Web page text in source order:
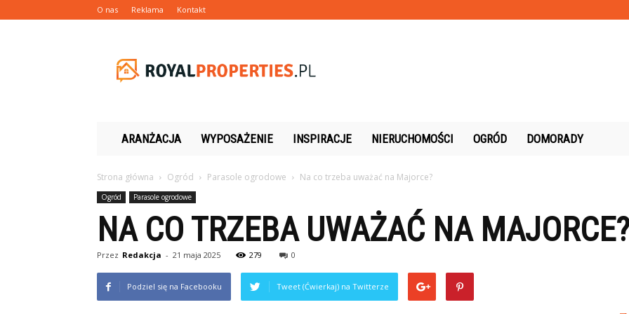
O nas Reklama Kontakt
ARANŻACJA WYPOSAŻENIE INSPIRACJE NIERUCHOMOŚCI OGRÓD DOMORADY
Strona główna Ogród Parasole ogrodowe Na co trzeba uważać na Majorce?
Ogród Parasole ogrodowe
NA CO TRZEBA UWAŻAĆ NA MAJORCE?
Przez Redakcja - 21 maja 2025 279 0
Podziel się na Facebooku Tweet (Ćwierkaj) na Twitterze